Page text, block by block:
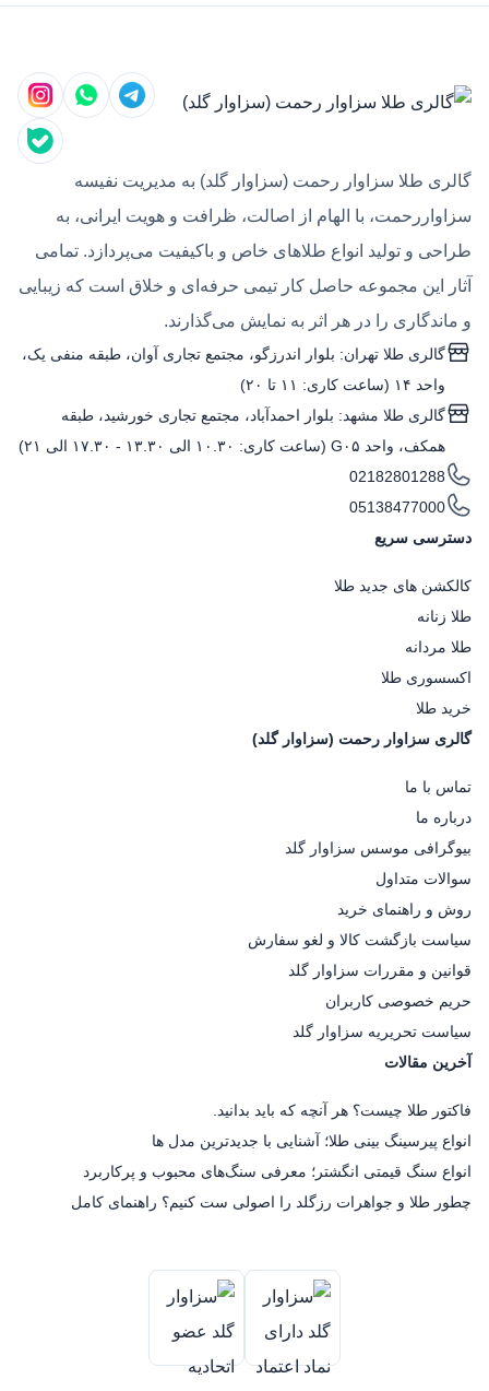
گالری طلا سزاوار رحمت (سزاوار گلد) به مدیریت نفیسه
سزاواررحمت، با الهام از اصالت، ظرافت و هویت ایرانی، به
طراحی و تولید انواع طلاهای خاص و باکیفیت می‌پردازد. تمامی
آثار این مجموعه حاصل کار تیمی حرفه‌ای و خلاق است که زیبایی
و ماندگاری را در هر اثر به نمایش می‌گذارند.
گالری طلا تهران: بلوار اندرزگو، مجتمع تجاری آوان، طبقه منفی یک،
واحد ۱۴ (ساعت کاری: ۱۱ تا ۲۰)
گالری طلا مشهد: بلوار احمدآباد، مجتمع تجاری خورشید، طبقه
همکف، واحد G۰۵ (ساعت کاری: ۱۰.۳۰ الی ۱۳.۳۰ - ۱۷.۳۰ الی ۲۱)
02182801288
05138477000
دسترسی سریع
کالکشن های جدید طلا
طلا زنانه
طلا مردانه
اکسسوری طلا
خرید طلا
گالری سزاوار رحمت (سزاوار گلد)
تماس با ما
درباره ما
بیوگرافی موسس سزاوار گلد
سوالات متداول
روش و راهنمای خرید
سیاست بازگشت کالا و لغو سفارش
قوانین و مقررات سزاوار گلد
حریم خصوصی کاربران
سیاست تحریریه سزاوار گلد
آخرین مقالات
فاکتور طلا چیست؟ هر آنچه که باید بدانید.
انواع پیرسینگ بینی طلا؛ آشنایی با جدیدترین مدل ها
انواع سنگ قیمتی انگشتر؛ معرفی سنگ‌های محبوب و پرکاربرد
چطور طلا و جواهرات رزگلد را اصولی ست کنیم؟ راهنمای کامل